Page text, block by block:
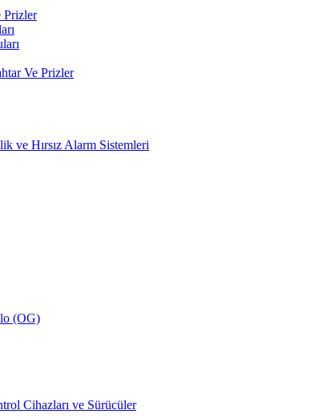
Prizler
Ve Prizler
ve Hırsız Alarm Sistemleri
(OG)
Cihazları ve Sürücüler